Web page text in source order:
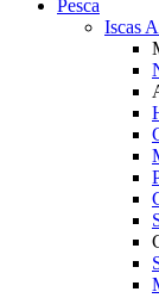
Pesca
Iscas